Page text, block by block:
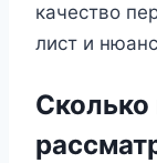
качество
лист и
Сколько